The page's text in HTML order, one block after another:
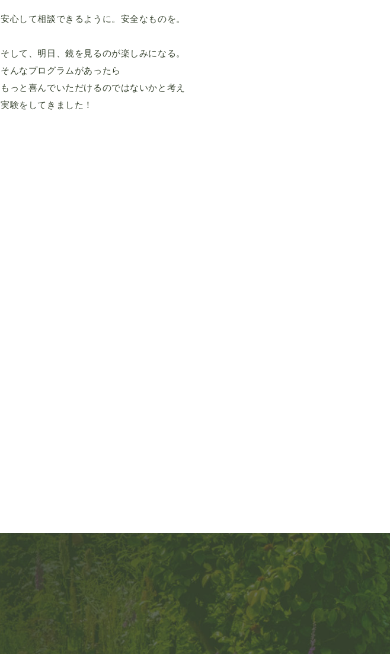
安心して相談できるように。安全なものを。
そして、明日、鏡を見るのが楽しみになる。
そんなプログラムがあったら
もっと喜んでいただけるのではないかと考え
実験をしてきました！